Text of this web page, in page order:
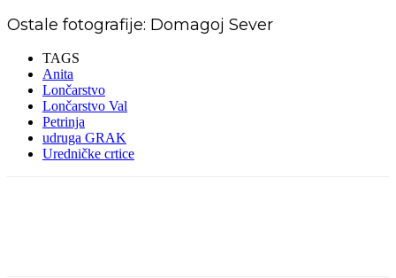
Ostale fotografije: Domagoj Sever
TAGS
Anita
Lončarstvo
Lončarstvo Val
Petrinja
udruga GRAK
Uredničke crtice